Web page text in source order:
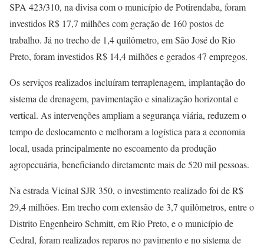
SPA 423/310, na divisa com o município de Potirendaba, foram
investidos R$ 17,7 milhões com geração de 160 postos de
trabalho. Já no trecho de 1,4 quilômetro, em São José do Rio
Preto, foram investidos R$ 14,4 milhões e gerados 47 empregos.
Os serviços realizados incluíram terraplenagem, implantação do
sistema de drenagem, pavimentação e sinalização horizontal e
vertical. As intervenções ampliam a segurança viária, reduzem o
tempo de deslocamento e melhoram a logística para a economia
local, usada principalmente no escoamento da produção
agropecuária, beneficiando diretamente mais de 520 mil pessoas.
Na estrada Vicinal SJR 350, o investimento realizado foi de R$
29,4 milhões. Em trecho com extensão de 3,7 quilômetros, entre o
Distrito Engenheiro Schmitt, em Rio Preto, e o município de
Cedral, foram realizados reparos no pavimento e no sistema de